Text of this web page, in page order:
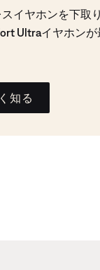
スイヤホンを下取
Ultraイヤホンが
知る